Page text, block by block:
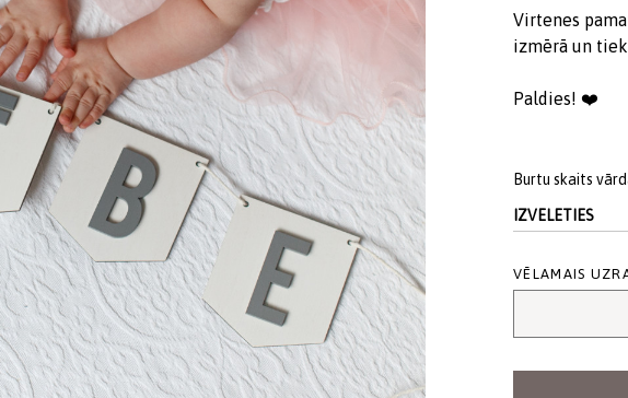
Virtenes
izmērā un
Paldies! ❤️
Burtu skaits
VĒLAMAIS
ALTERNATIVE: